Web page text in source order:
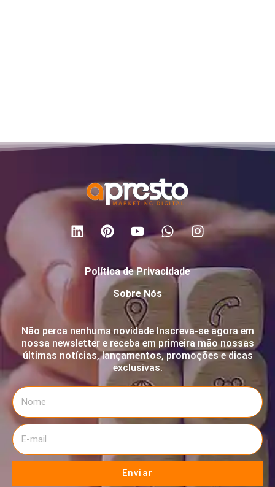
Política de Privacidade
Sobre Nós
Não perca nenhuma novidade Inscreva-se agora em
nossa newsletter e receba em primeira mão nossas
últimas notícias, lançamentos, promoções e dicas
exclusivas.
Enviar